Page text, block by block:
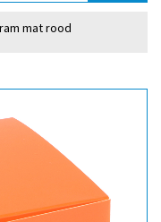
mat rood